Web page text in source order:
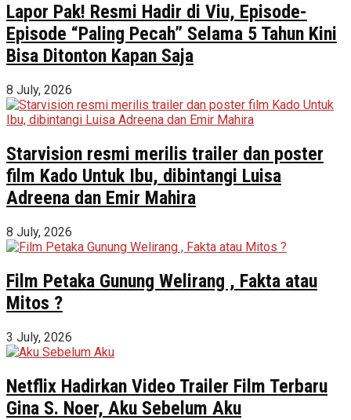
Lapor Pak! Resmi Hadir di Viu, Episode-
Episode “Paling Pecah” Selama 5 Tahun Kini
Bisa Ditonton Kapan Saja
8 July, 2026
Starvision resmi merilis trailer dan poster
film Kado Untuk Ibu, dibintangi Luisa
Adreena dan Emir Mahira
8 July, 2026
Film Petaka Gunung Welirang , Fakta atau
Mitos ?
3 July, 2026
Netflix Hadirkan Video Trailer Film Terbaru
Gina S. Noer, Aku Sebelum Aku